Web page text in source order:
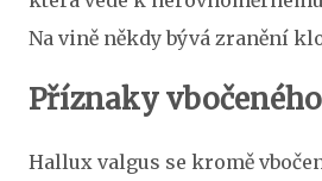
Na vině někdy bývá zranění
Příznaky
Hallux valgus se kromě